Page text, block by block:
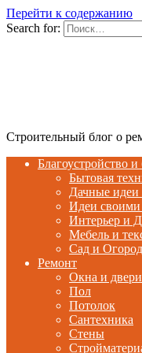
Перейти к содержанию
Search for:
Строительный блог о
Благоустройство
Бытовая
Дачные
Идеи своими
Интерьер и
Мебель и
Сад и Огород
Ремонт
Окна и двери
Пол
Потолок
Сантехника
Стены